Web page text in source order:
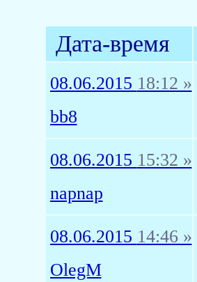
Дата-время
08.06.2015 18:12 »
bb8
08.06.2015 15:32 »
napnap
08.06.2015 14:46 »
OlegM